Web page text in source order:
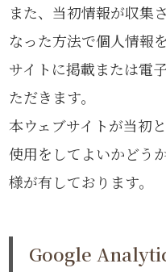
また、当初情報が収集
なった方法で個人情報
サイトに掲載または電
ただきます。
本ウェブサイトが当初
使用をしてよいかどう
様が有しております。
Google